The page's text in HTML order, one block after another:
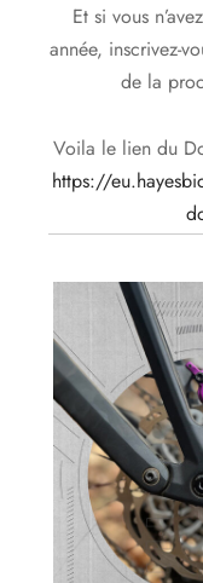
Et si vous
année, inscrivez-
de la
Voila le lien du
https://